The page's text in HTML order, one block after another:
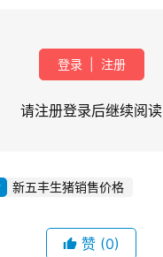
登录 注册
请注册登录后继续阅读
新五丰生猪销售价格
赞 (0)